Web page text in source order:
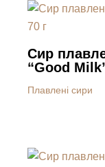
Сир
“Good
Плавлені сири